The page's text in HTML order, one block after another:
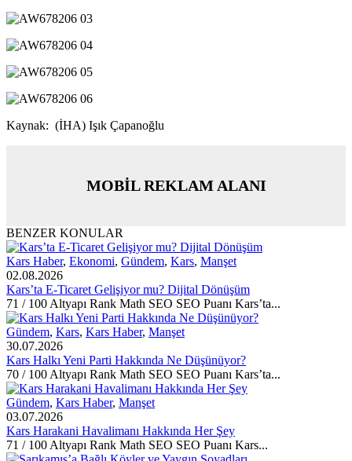
Kaynak: (İHA) Işık Çapanoğlu
MOBİL REKLAM ALANI
BENZER KONULAR
Kars Haber, Ekonomi, Gündem, Kars, Manşet
02.08.2026
Kars’ta E-Ticaret Gelişiyor mu? Dijital Dönüşüm
71 / 100 Altyapı Rank Math SEO SEO Puanı Kars’ta...
Gündem, Kars, Kars Haber, Manşet
30.07.2026
Kars Halkı Yeni Parti Hakkında Ne Düşünüyor?
70 / 100 Altyapı Rank Math SEO SEO Puanı Kars’ta...
Gündem, Kars Haber, Manşet
03.07.2026
Kars Harakani Havalimanı Hakkında Her Şey
71 / 100 Altyapı Rank Math SEO SEO Puanı Kars...